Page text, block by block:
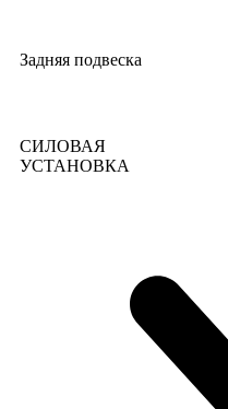
Задняя подвеска
СИЛОВАЯ
УСТАНОВКА